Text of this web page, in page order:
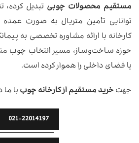
مستقیم محصولات چوبی تبدیل کرده،
توانایی تأمین متریال به صورت
کارخانه با ارائه مشاوره تخصصی به
حوزه ساخت‌وساز، مسیر انتخاب چوب
یا فضای داخلی را هموار کرده است.
جهتخرید مستقیم از کارخانه چوببا
021-22014197